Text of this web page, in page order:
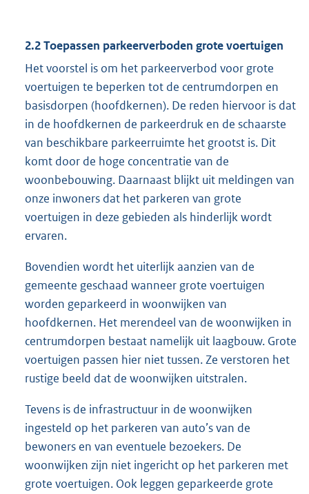
2.2 Toepassen parkeerverboden grote voertuigen
Het voorstel is om het parkeerverbod voor grote
voertuigen te beperken tot de centrumdorpen en
basisdorpen (hoofdkernen). De reden hiervoor is dat
in de hoofdkernen de parkeerdruk en de schaarste
van beschikbare parkeerruimte het grootst is. Dit
komt door de hoge concentratie van de
woonbebouwing. Daarnaast blijkt uit meldingen van
onze inwoners dat het parkeren van grote
voertuigen in deze gebieden als hinderlijk wordt
ervaren.
Bovendien wordt het uiterlijk aanzien van de
gemeente geschaad wanneer grote voertuigen
worden geparkeerd in woonwijken van
hoofdkernen. Het merendeel van de woonwijken in
centrumdorpen bestaat namelijk uit laagbouw. Grote
voertuigen passen hier niet tussen. Ze verstoren het
rustige beeld dat de woonwijken uitstralen.
Tevens is de infrastructuur in de woonwijken
ingesteld op het parkeren van auto’s van de
bewoners en van eventuele bezoekers. De
woonwijken zijn niet ingericht op het parkeren met
grote voertuigen. Ook leggen geparkeerde grote